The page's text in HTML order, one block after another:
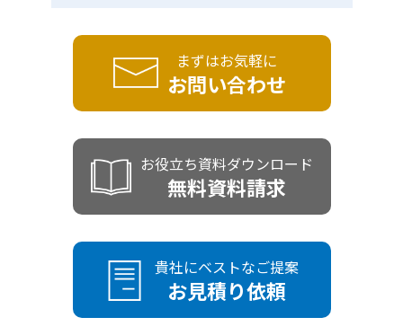
まずはお気軽に
お問い合わせ
お役立ち資料ダウンロード
無料資料請求
貴社にベストなご提案
お見積り依頼